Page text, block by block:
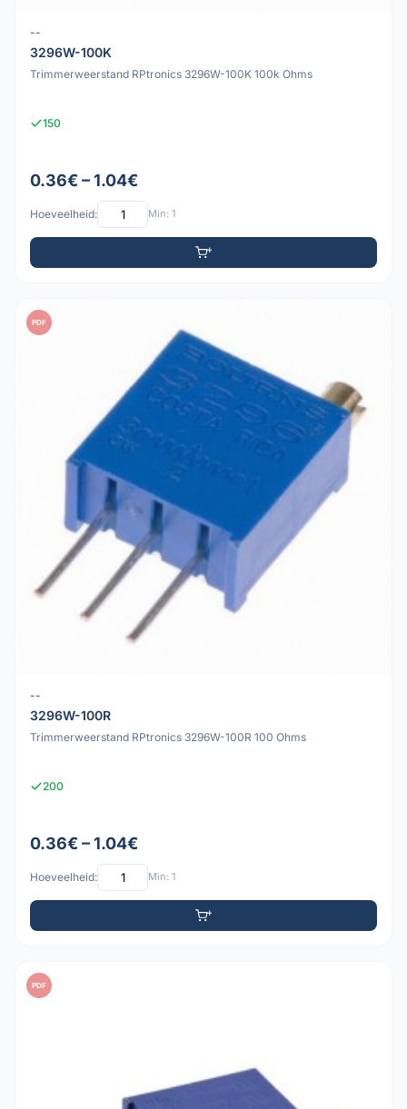
--
3296W-100K
Trimmerweerstand RPtronics 3296W-100K 100k Ohms
150
0.36€ – 1.04€
Hoeveelheid: Min: 1
PDF
--
3296W-100R
Trimmerweerstand RPtronics 3296W-100R 100 Ohms
200
0.36€ – 1.04€
Hoeveelheid: Min: 1
PDF